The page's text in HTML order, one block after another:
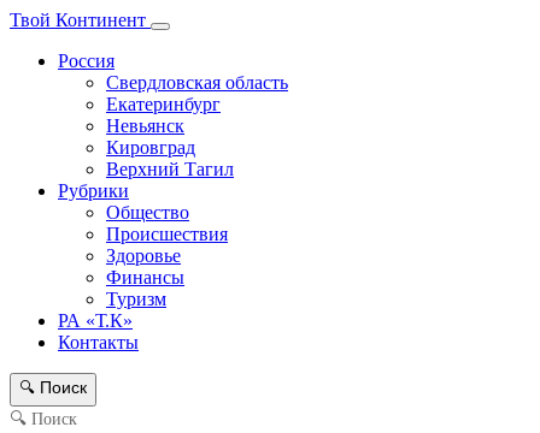
Твой Континент
Россия
Свердловская область
Екатеринбург
Невьянск
Кировград
Верхний Тагил
Рубрики
Общество
Происшествия
Здоровье
Финансы
Туризм
РА «Т.К»
Контакты
🔍 Поиск
🔍 Поиск